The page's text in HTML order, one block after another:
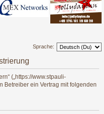
Sprache:
(„https://www.stpauli-
Betreiber ein Vertrag mit folgenden